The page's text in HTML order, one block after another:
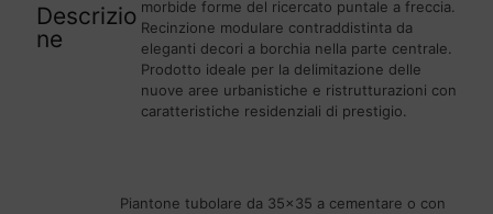
Descrizio
ne
morbide forme del ricercato puntale a freccia.
Recinzione modulare contraddistinta da
eleganti decori a borchia nella parte centrale.
Prodotto ideale per la delimitazione delle
nuove aree urbanistiche e ristrutturazioni con
caratteristiche residenziali di prestigio.
Piantone tubolare da 35×35 a cementare o con